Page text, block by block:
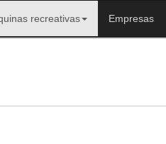
recreativas Empresas